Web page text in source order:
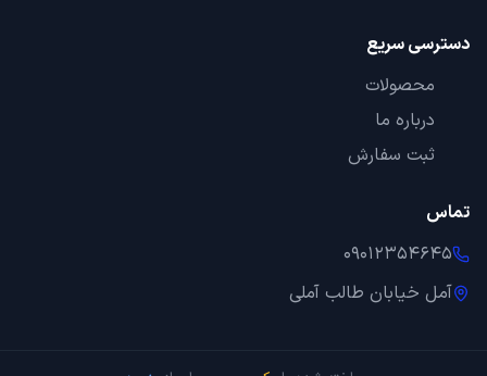
دسترسی سریع
محصولات
درباره ما
ثبت سفارش
تماس
09012354645
آمل خیابان طالب آملی